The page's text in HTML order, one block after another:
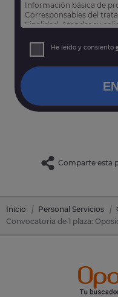
Información básica de
Corresponsables del
Finalidad: Atender su
Derechos: Puede
así como otros
He leído y consiento
Comparte esta
Inicio Personal Servicios